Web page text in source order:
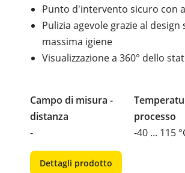
Punto d'intervento sicuro con
Pulizia agevole grazie al
massima igiene
Visualizzazione a 360° dello
Campo di misura -
distanza
-
processo
-40 ... 115
Dettagli prodotto